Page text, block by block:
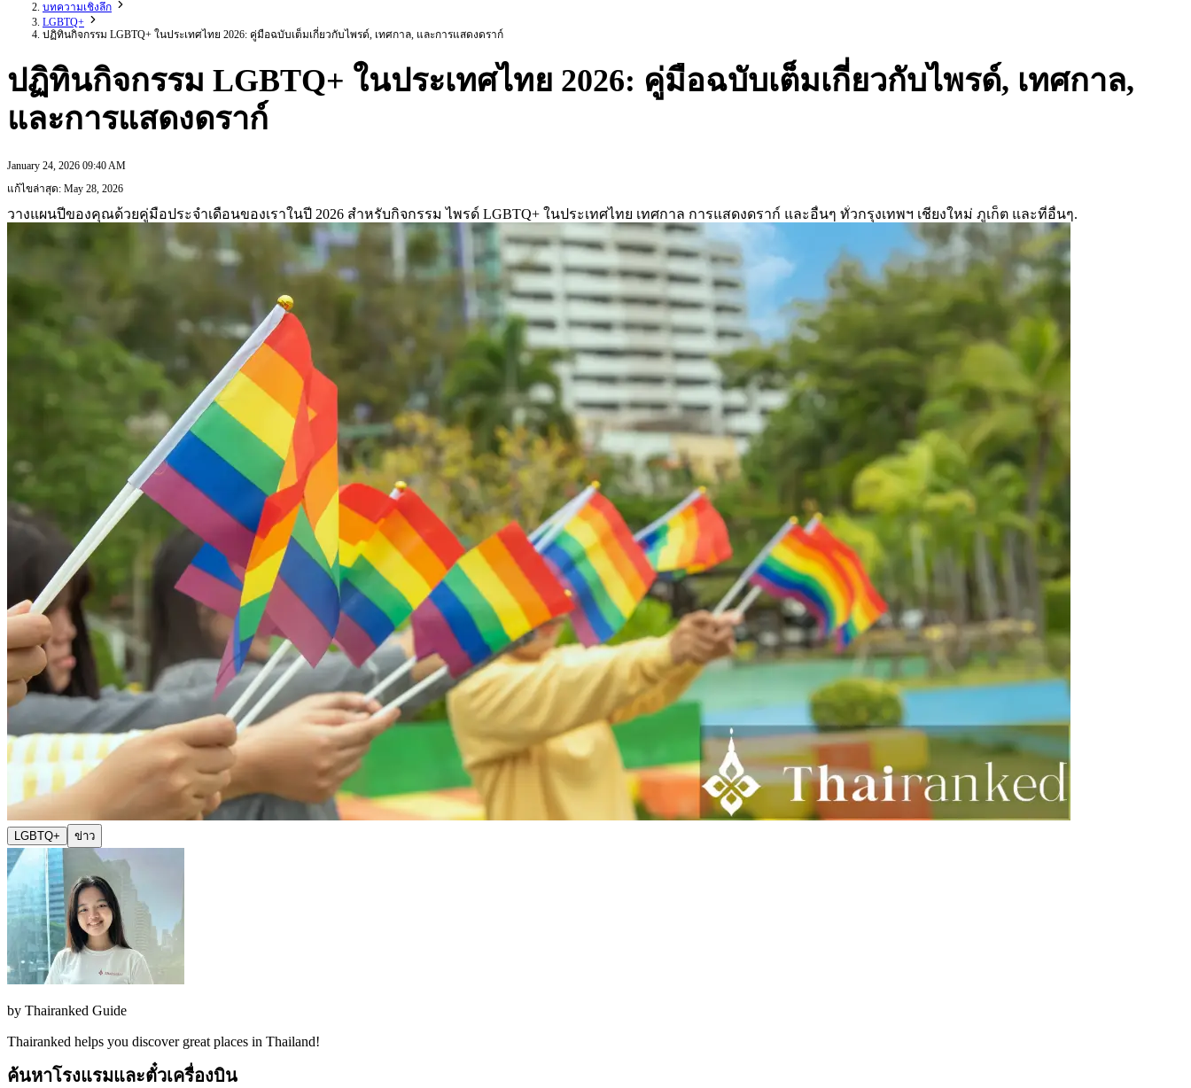
บทความเชิงลึก
LGBTQ+
ปฏิทินกิจกรรม LGBTQ+ ในประเทศไทย 2026: คู่มือฉบับเต็มเกี่ยวกับไพรด์, เทศกาล, และการแสดงดราก์
ปฏิทินกิจกรรม LGBTQ+ ในประเทศไทย 2026: คู่มือฉบับเต็มเกี่ยวกับไพรด์, เทศกาล,
และการแสดงดราก์
January 24, 2026 09:40 AM
แก้ไขล่าสุด: May 28, 2026
วางแผนปีของคุณด้วยคู่มือประจำเดือนของเราในปี 2026 สำหรับกิจกรรม ไพรด์ LGBTQ+ ในประเทศไทย เทศกาล การแสดงดราก์ และอื่นๆ ทั่วกรุงเทพฯ เชียงใหม่ ภูเก็ต และที่อื่นๆ.
LGBTQ+ ข่าว
by Thairanked Guide
Thairanked helps you discover great places in Thailand!
ค้นหาโรงแรมและตั๋วเครื่องบิน